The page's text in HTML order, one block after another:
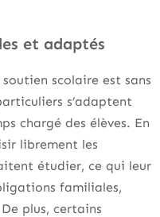
et adaptés
scolaire est sans
s’adaptent
chargé des élèves. En
librement les
étudier, ce qui leur
familiales,
plus, certains